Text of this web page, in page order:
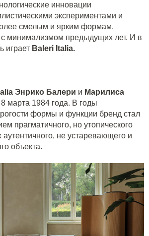
инновации
экспериментами и
смелым и ярким формам,
минимализмом предыдущих лет. И в
играет Baleri Italia.
Энрико Балери и Марилиса
марта 1984 года. В годы
формы и функции бренд стал
прагматичного, но утопического
аутентичного, не устаревающего и
объекта.